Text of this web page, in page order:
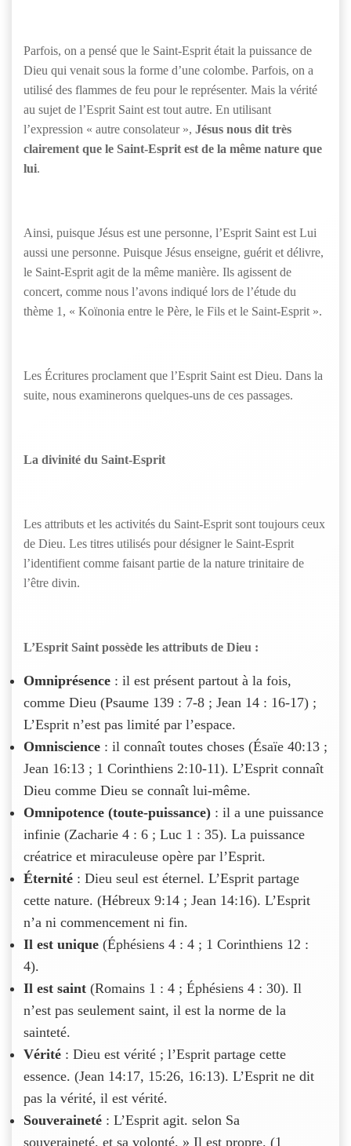
Parfois, on a pensé que le Saint-Esprit était la puissance de
Dieu qui venait sous la forme d’une colombe. Parfois, on a
utilisé des flammes de feu pour le représenter. Mais la vérité
au sujet de l’Esprit Saint est tout autre. En utilisant
l’expression « autre consolateur », Jésus nous dit très
clairement que le Saint-Esprit est de la même nature que
lui.
Ainsi, puisque Jésus est une personne, l’Esprit Saint est Lui
aussi une personne. Puisque Jésus enseigne, guérit et délivre,
le Saint-Esprit agit de la même manière. Ils agissent de
concert, comme nous l’avons indiqué lors de l’étude du
thème 1, « Koïnonia entre le Père, le Fils et le Saint-Esprit ».
Les Écritures proclament que l’Esprit Saint est Dieu. Dans la
suite, nous examinerons quelques-uns de ces passages.
La divinité du Saint-Esprit
Les attributs et les activités du Saint-Esprit sont toujours ceux
de Dieu. Les titres utilisés pour désigner le Saint-Esprit
l’identifient comme faisant partie de la nature trinitaire de
l’être divin.
L’Esprit Saint possède les attributs de Dieu :
Omniprésence : il est présent partout à la fois,
comme Dieu (Psaume 139 : 7-8 ; Jean 14 : 16-17) ;
L’Esprit n’est pas limité par l’espace.
Omniscience : il connaît toutes choses (Ésaïe 40:13 ;
Jean 16:13 ; 1 Corinthiens 2:10-11). L’Esprit connaît
Dieu comme Dieu se connaît lui-même.
Omnipotence (toute-puissance) : il a une puissance
infinie (Zacharie 4 : 6 ; Luc 1 : 35). La puissance
créatrice et miraculeuse opère par l’Esprit.
Éternité : Dieu seul est éternel. L’Esprit partage
cette nature. (Hébreux 9:14 ; Jean 14:16). L’Esprit
n’a ni commencement ni fin.
Il est unique (Éphésiens 4 : 4 ; 1 Corinthiens 12 :
4).
Il est saint (Romains 1 : 4 ; Éphésiens 4 : 30). Il
n’est pas seulement saint, il est la norme de la
sainteté.
Vérité : Dieu est vérité ; l’Esprit partage cette
essence. (Jean 14:17, 15:26, 16:13). L’Esprit ne dit
pas la vérité, il est vérité.
Souveraineté : L’Esprit agit. selon Sa
souveraineté. et sa volonté. » Il est propre. (1